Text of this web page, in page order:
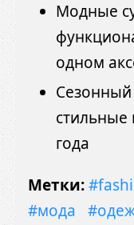
Модные
одном
года
Метки:
#мода